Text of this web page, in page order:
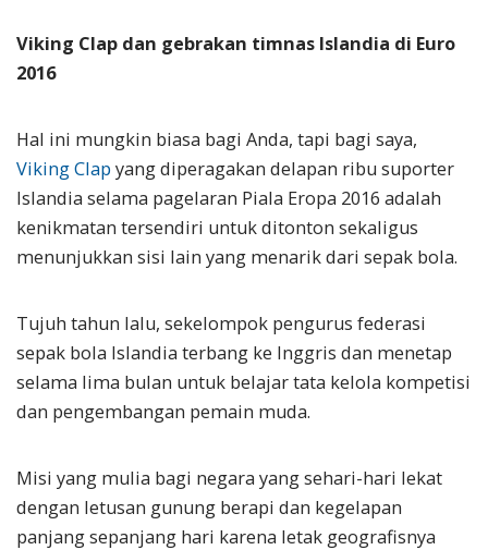
Viking Clap dan gebrakan timnas Islandia di Euro
2016
Hal ini mungkin biasa bagi Anda, tapi bagi saya,
Viking Clap yang diperagakan delapan ribu suporter
Islandia selama pagelaran Piala Eropa 2016 adalah
kenikmatan tersendiri untuk ditonton sekaligus
menunjukkan sisi lain yang menarik dari sepak bola.
Tujuh tahun lalu, sekelompok pengurus federasi
sepak bola Islandia terbang ke Inggris dan menetap
selama lima bulan untuk belajar tata kelola kompetisi
dan pengembangan pemain muda.
Misi yang mulia bagi negara yang sehari-hari lekat
dengan letusan gunung berapi dan kegelapan
panjang sepanjang hari karena letak geografisnya